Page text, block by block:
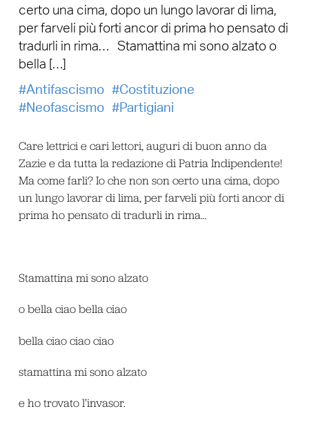
certo una cima, dopo un lungo lavorar di lima,
per farveli più forti ancor di prima ho pensato di
tradurli in rima… Stamattina mi sono alzato o
bella […]
Antifascismo
Costituzione
Neofascismo
Partigiani
Care lettrici e cari lettori, auguri di buon anno da
Zazie e da tutta la redazione di Patria Indipendente!
Ma come farli? Io che non son certo una cima, dopo
un lungo lavorar di lima, per farveli più forti ancor di
prima ho pensato di tradurli in rima…
Stamattina mi sono alzato
o bella ciao bella ciao
bella ciao ciao ciao
stamattina mi sono alzato
e ho trovato l’invasor.